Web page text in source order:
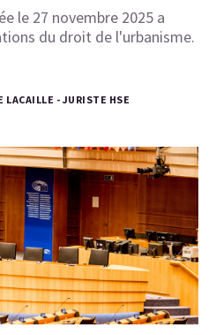
le 27 novembre 2025 a
du droit de l'urbanisme.
LACAILLE - JURISTE HSE